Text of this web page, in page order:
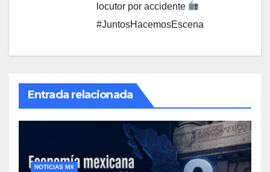
locutor por accidente
#JuntosHacemosEscena
Entrada relacionada
NOTICIAS MX